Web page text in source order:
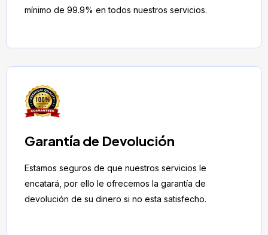
mínimo de 99.9% en todos nuestros servicios.
Garantía de Devolución
Estamos seguros de que nuestros servicios le
encatará, por ello le ofrecemos la garantía de
devolución de su dinero si no esta satisfecho.